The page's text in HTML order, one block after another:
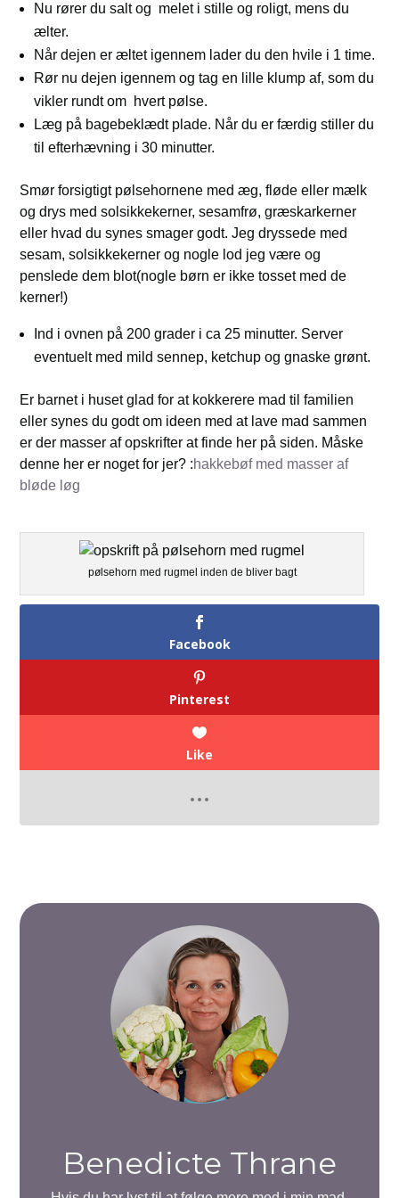
Nu rører du salt og melet i stille og roligt, mens du
ælter.
Når dejen er æltet igennem lader du den hvile i 1 time.
Rør nu dejen igennem og tag en lille klump af, som du
vikler rundt om hvert pølse.
Læg på bagebeklædt plade. Når du er færdig stiller du
til efterhævning i 30 minutter.
Smør forsigtigt pølsehornene med æg, fløde eller mælk
og drys med solsikkekerner, sesamfrø, græskarkerner
eller hvad du synes smager godt. Jeg dryssede med
sesam, solsikkekerner og nogle lod jeg være og
penslede dem blot(nogle børn er ikke tosset med de
kerner!)
Ind i ovnen på 200 grader i ca 25 minutter. Server
eventuelt med mild sennep, ketchup og gnaske grønt.
Er barnet i huset glad for at kokkerere mad til familien
eller synes du godt om ideen med at lave mad sammen
er der masser af opskrifter at finde her på siden. Måske
denne her er noget for jer? :hakkebøf med masser af
bløde løg
pølsehorn med rugmel inden de bliver bagt
Facebook
Pinterest
Like
Benedicte Thrane